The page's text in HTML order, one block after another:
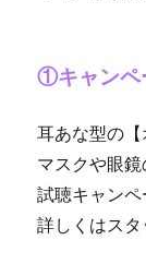
①キャンペ
耳あな型の【
マスクや眼鏡
試聴キャンペ
詳しくはスタ